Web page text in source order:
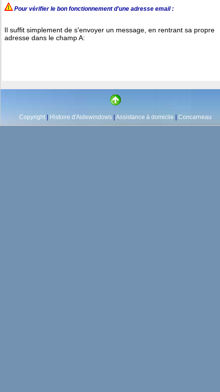
Pour vérifier le bon fonctionnement d'une adresse email :
Il suffit simplement de s'envoyer un message, en rentrant sa propre
adresse dans le champ A:
Copyright| Histoire d'Aidewindows Assistance à domicile Concarneau